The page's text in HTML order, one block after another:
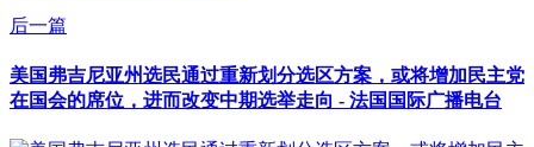
后一篇
美国弗吉尼亚州选民通过重新划分选区方案，或将增加民主党
在国会的席位，进而改变中期选举走向 - 法国国际广播电台